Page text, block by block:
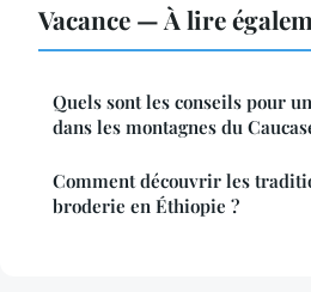
Vacance — À lire
Quels sont les conseils pour
dans les montagnes du
Comment découvrir les
broderie en Éthiopie ?